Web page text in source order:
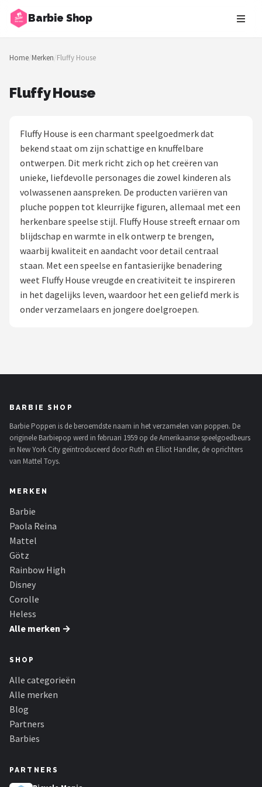
Barbie Shop
Zoeken
NAVIGATIE
Blog
Barbies
Poppen
Meubeltjes
Shop
POPULAIRE MERKEN
Barbie
Rainbow High
Disney
L.O.L. Surprise!
Monster High
Alle merken →
Home/Merken/Fluffy House
Fluffy House
Fluffy House is een charmant speelgoedmerk dat
bekend staat om zijn schattige en knuffelbare
ontwerpen. Dit merk richt zich op het creëren van
unieke, liefdevolle personages die zowel kinderen als
volwassenen aanspreken. De producten variëren van
pluche poppen tot kleurrijke figuren, allemaal met een
herkenbare speelse stijl. Fluffy House streeft ernaar om
blijdschap en warmte in elk ontwerp te brengen,
waarbij kwaliteit en aandacht voor detail centraal
staan. Met een speelse en fantasierijke benadering
weet Fluffy House vreugde en creativiteit te inspireren
in het dagelijks leven, waardoor het een geliefd merk is
onder verzamelaars en jongere doelgroepen.
BARBIE SHOP
Barbie Poppen is de beroemdste naam in het verzamelen van poppen. De
originele Barbiepop werd in februari 1959 op de Amerikaanse speelgoedbeurs
in New York City geïntroduceerd door Ruth en Elliot Handler, de oprichters
van Mattel Toys.
MERKEN
Barbie
Paola Reina
Mattel
Götz
Rainbow High
Disney
Corolle
Heless
Alle merken →
SHOP
Alle categorieën
Alle merken
Blog
Partners
Barbies
PARTNERS